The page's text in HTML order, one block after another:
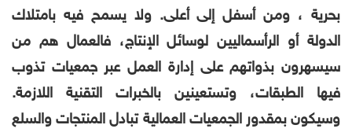
بحرية ، ومن أسفل إلى أعلى. ولا يسمح فيه بامتلاك
الدولة أو الرأسماليين لوسائل الإنتاج، فالعمال هم من
سيسهرون بذواتهم على إدارة العمل عبر جمعيات تذوب
فيها الطبقات، وتستعينين بالخبرات التقنية اللازمة.
وسيكون بمقدور الجمعيات العمالية تبادل المنتجات والسلع